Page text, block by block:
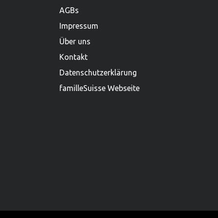
AGBs
Impressum
Über uns
Kontakt
Datenschutzerklärung
familleSuisse Webseite